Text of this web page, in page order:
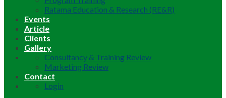
Ratama Education & Research (RE&R)
Events
Article
Clients
Gallery
Consultancy & Training Review
Marketing Review
Contact
Login